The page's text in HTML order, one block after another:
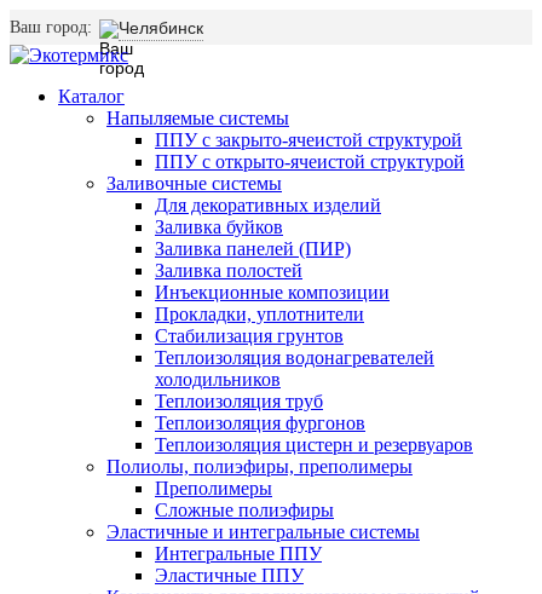
Ваш город: Челябинск
Каталог
Напыляемые системы
ППУ с закрыто-ячеистой структурой
ППУ с открыто-ячеистой структурой
Заливочные системы
Для декоративных изделий
Заливка буйков
Заливка панелей (ПИР)
Заливка полостей
Инъекционные композиции
Прокладки, уплотнители
Стабилизация грунтов
Теплоизоляция водонагревателей
холодильников
Теплоизоляция труб
Теплоизоляция фургонов
Теплоизоляция цистерн и резервуаров
Полиолы, полиэфиры, преполимеры
Преполимеры
Сложные полиэфиры
Эластичные и интегральные системы
Интегральные ППУ
Эластичные ППУ